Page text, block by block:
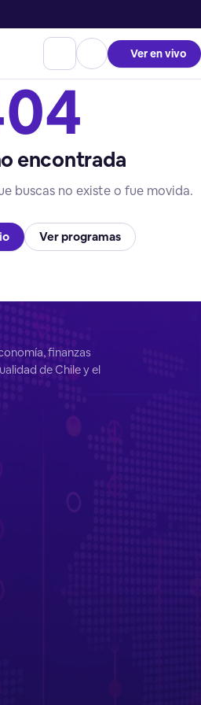
Ver en vivo
encontrada
buscas no existe o fue movida.
Ver programas
finanzas
de Chile y el